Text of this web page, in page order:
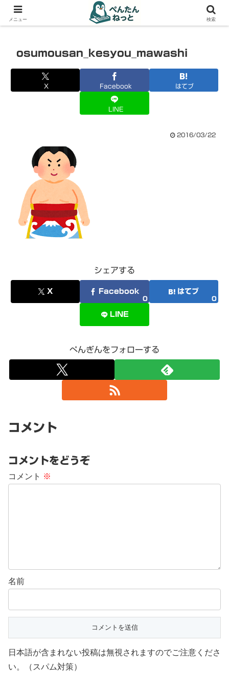
PCやガジェットの備忘録
osumousan_kesyou_mawashi
X Facebook はてブ
LINE
2016/03/22
シェアする
X Facebook
0
はてブ
0
LINE
ぺんぎんをフォローする
コメント
コメントをどうぞ
コメント ※
名前
日本語が含まれない投稿は無視されますのでご注意くださ
い。（スパム対策）
メニュー 検索